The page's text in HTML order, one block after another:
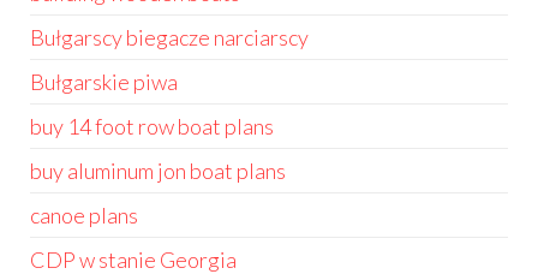
Bułgarscy biegacze narciarscy
Bułgarskie piwa
buy 14 foot row boat plans
buy aluminum jon boat plans
canoe plans
CDP w stanie Georgia